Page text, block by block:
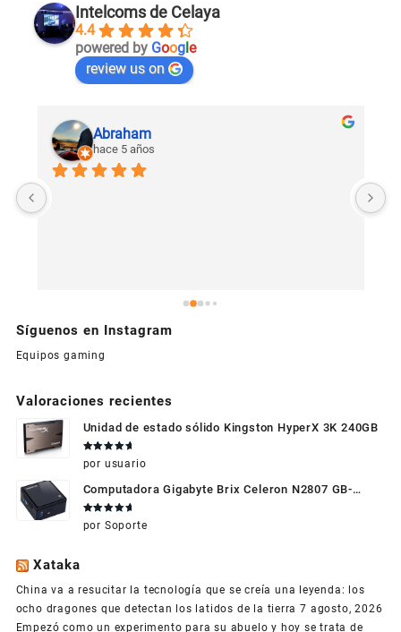
Intelcoms de Celaya
4.4
powered by Google
review us on
Abraham
hace 5 años
Síguenos en Instagram
Equipos gaming
Valoraciones recientes
Unidad de estado sólido Kingston HyperX 3K 240GB
en5 de 5
por usuario
Computadora Gigabyte Brix Celeron N2807 GB-
BXBT-2807 + WIFI + RAM de 4GB + HDD 500gb +
Windows 10
Valorado
en5 de 5
por Soporte
Xataka
China va a resucitar la tecnología que se creía una leyenda: los
ocho dragones que detectan los latidos de la tierra 7 agosto, 2026
Empezó como un experimento para su abuelo y hoy se trata de